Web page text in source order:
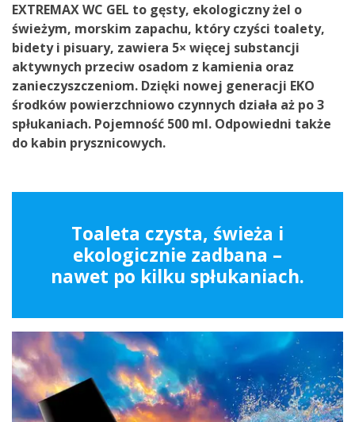
EXTREMAX WC GEL to gęsty, ekologiczny żel o
świeżym, morskim zapachu, który czyści toalety,
bidety i pisuary, zawiera 5× więcej substancji
aktywnych przeciw osadom z kamienia oraz
zanieczyszczeniom. Dzięki nowej generacji EKO
środków powierzchniowo czynnych działa aż po 3
spłukaniach. Pojemność 500 ml. Odpowiedni także
do kabin prysznicowych.
Toaleta czysta, świeża i
ekologicznie zadbana –
nawet po kilku spłukaniach.